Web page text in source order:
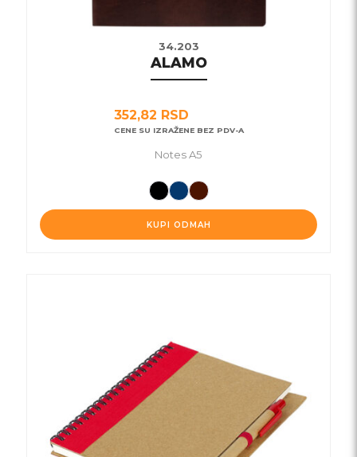
34.203
ALAMO
352,82 RSD
CENE SU IZRAŽENE BEZ PDV-A
Notes A5
KUPI ODMAH
biti
izabrane